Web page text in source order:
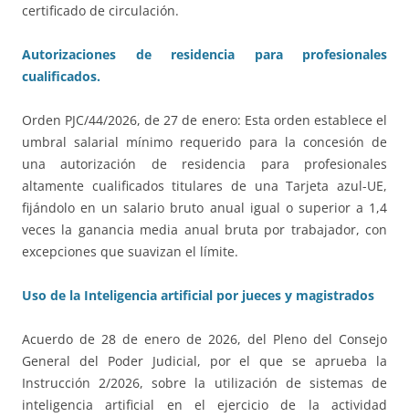
certificado de circulación.
Autorizaciones de residencia para profesionales
cualificados.
Orden PJC/44/2026, de 27 de enero: Esta orden establece el
umbral salarial mínimo requerido para la concesión de
una autorización de residencia para profesionales
altamente cualificados titulares de una Tarjeta azul-UE,
fijándolo en un salario bruto anual igual o superior a 1,4
veces la ganancia media anual bruta por trabajador, con
excepciones que suavizan el límite.
Uso de la Inteligencia artificial por jueces y magistrados
Acuerdo de 28 de enero de 2026, del Pleno del Consejo
General del Poder Judicial, por el que se aprueba la
Instrucción 2/2026, sobre la utilización de sistemas de
inteligencia artificial en el ejercicio de la actividad